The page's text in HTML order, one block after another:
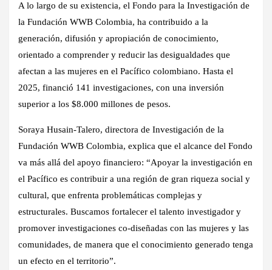
A lo largo de su existencia, el Fondo para la Investigación de
la Fundación WWB Colombia, ha contribuido a la
generación, difusión y apropiación de conocimiento,
orientado a comprender y reducir las desigualdades que
afectan a las mujeres en el Pacífico colombiano. Hasta el
2025, financió 141 investigaciones, con una inversión
superior a los $8.000 millones de pesos.
Soraya Husain-Talero, directora de Investigación de la
Fundación WWB Colombia, explica que el alcance del Fondo
va más allá del apoyo financiero: “Apoyar la investigación en
el Pacífico es contribuir a una región de gran riqueza social y
cultural, que enfrenta problemáticas complejas y
estructurales. Buscamos fortalecer el talento investigador y
promover investigaciones co-diseñadas con las mujeres y las
comunidades, de manera que el conocimiento generado tenga
un efecto en el territorio”.